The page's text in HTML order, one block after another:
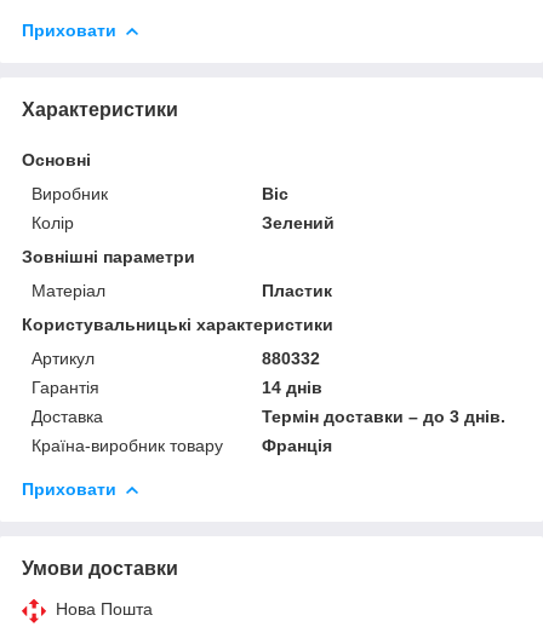
Приховати
Характеристики
Основні
Виробник
Bic
Колір
Зелений
Зовнішні параметри
Матеріал
Пластик
Користувальницькі характеристики
Артикул
880332
Гарантія
14 днів
Доставка
Термін доставки – до 3 днів.
Країна-виробник товару
Франція
Приховати
Умови доставки
Нова Пошта